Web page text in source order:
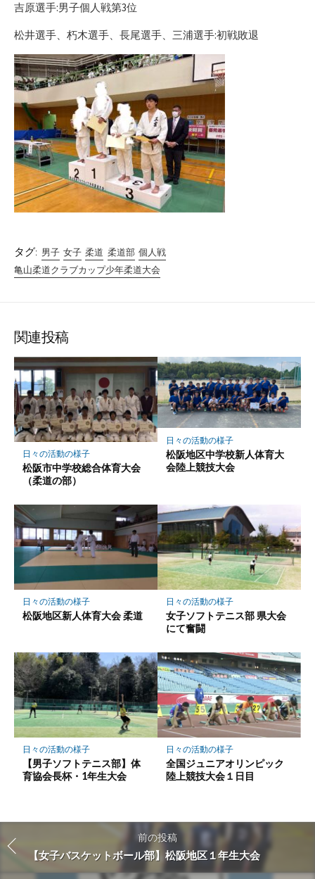
吉原選手:男子個人戦第3位
松井選手、朽木選手、長尾選手、三浦選手:初戦敗退
タグ: 男子 女子 柔道 柔道部 個人戦
亀山柔道クラブカップ少年柔道大会
関連投稿
日々の活動の様子
松阪市中学校総合体育大会
（柔道の部）
日々の活動の様子
松阪地区中学校新人体育大
会陸上競技大会
日々の活動の様子
松阪地区新人体育大会 柔道
日々の活動の様子
女子ソフトテニス部 県大会
にて奮闘
日々の活動の様子
【男子ソフトテニス部】体
育協会長杯・1年生大会
日々の活動の様子
全国ジュニアオリンピック
陸上競技大会１日目
前の投稿
【女子バスケットボール部】松阪地区１年生大会